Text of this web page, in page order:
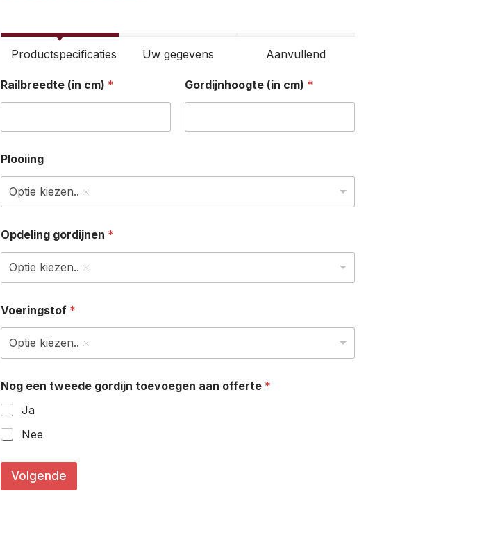
Productspecificaties Uw gegevens Aanvullend
Railbreedte (in cm) * Gordijnhoogte (in cm) *
Plooiing
Optie kiezen..
Opdeling gordijnen *
Optie kiezen..
Voeringstof *
Optie kiezen..
Nog een tweede gordijn toevoegen aan offerte *
Ja
Nee
Volgende